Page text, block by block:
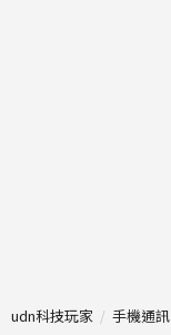
udn科技玩家 手機通訊